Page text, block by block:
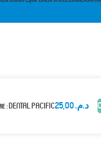
DENTAL PACIFIC د.م.